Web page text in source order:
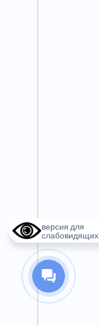
версия для
слабовидящих